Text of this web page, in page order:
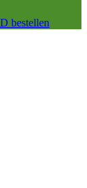
bestellen